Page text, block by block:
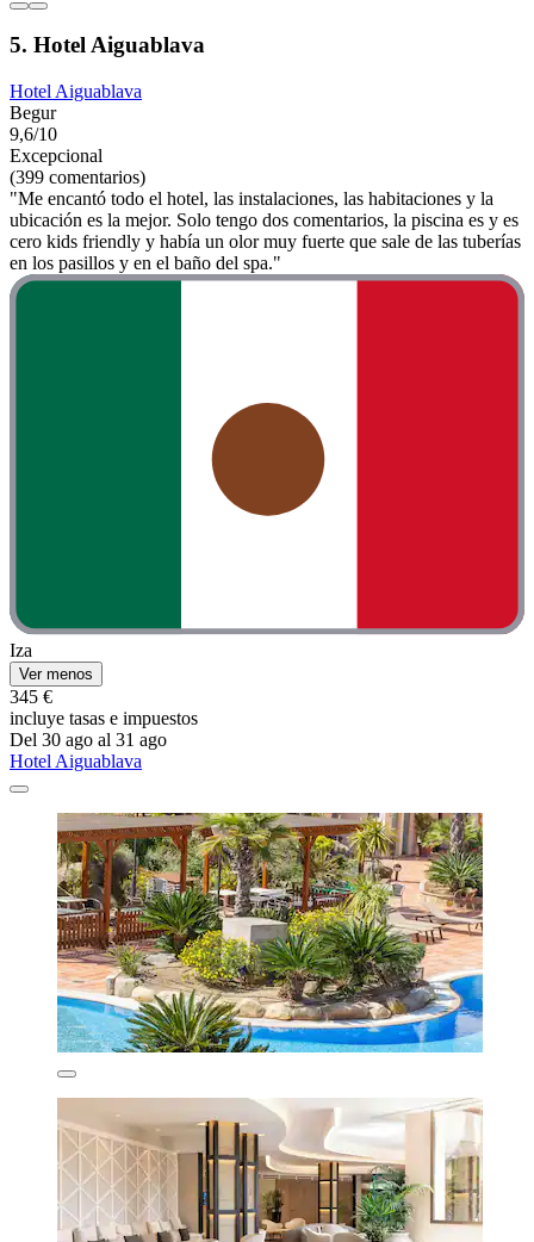
5. Hotel Aiguablava
Hotel Aiguablava
Begur
9,6/10
Excepcional
(399 comentarios)
"Me encantó todo el hotel, las instalaciones, las habitaciones y la
ubicación es la mejor. Solo tengo dos comentarios, la piscina es y es
cero kids friendly y había un olor muy fuerte que sale de las tuberías
en los pasillos y en el baño del spa."
Iza
Ver menos
345 €
incluye tasas e impuestos
Del 30 ago al 31 ago
Hotel Aiguablava